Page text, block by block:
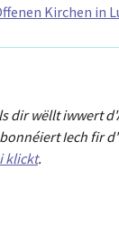
Kirchen in
dir wëllt iwwert
Iech fir
klickt.